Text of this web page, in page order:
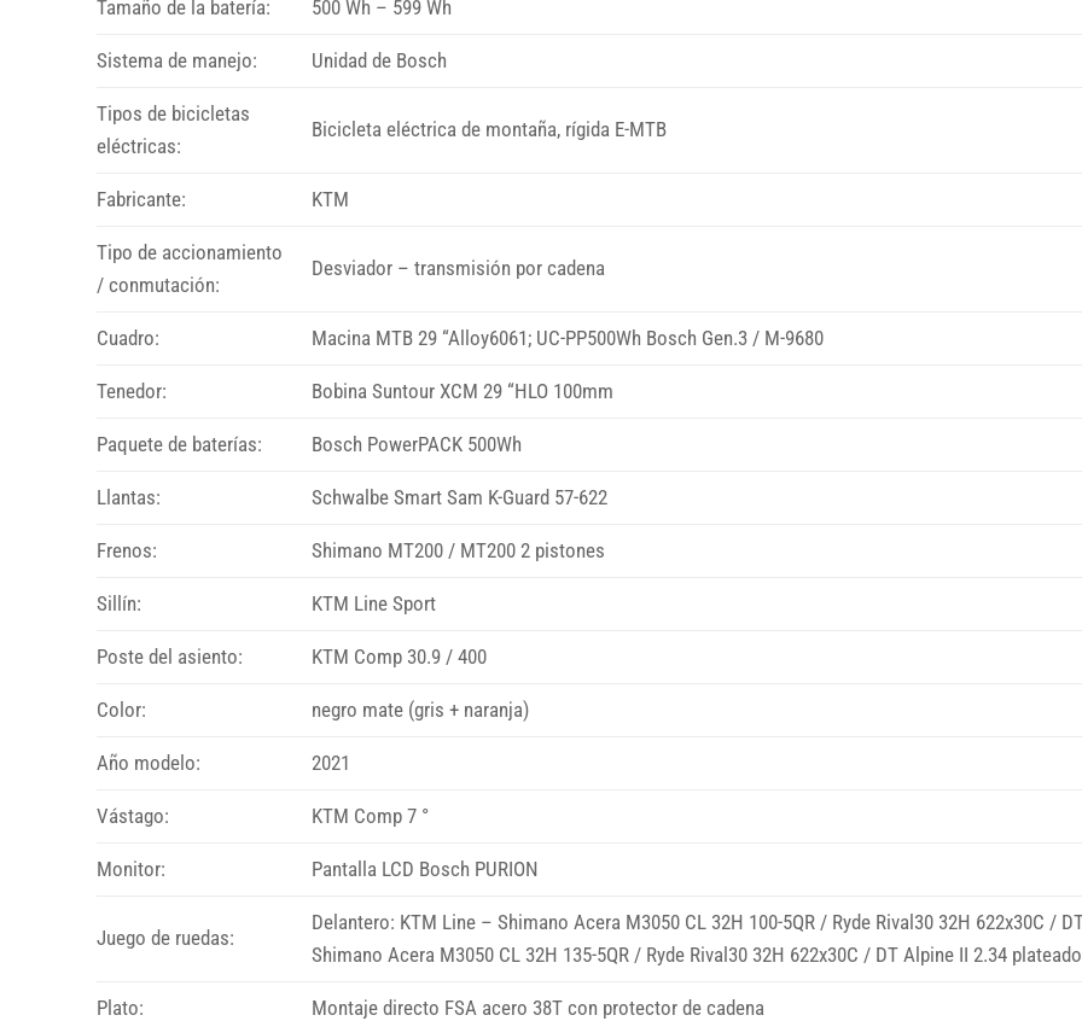
Tamaño de la batería: 500 Wh – 599 Wh
Sistema de manejo: Unidad de Bosch
Tipos de bicicletas
eléctricas:
Bicicleta eléctrica de montaña, rígida E-MTB
Fabricante: KTM
Tipo de accionamiento
/ conmutación:
Desviador – transmisión por cadena
Cuadro: Macina MTB 29 “Alloy6061; UC-PP500Wh Bosch Gen.3 / M-9680
Tenedor: Bobina Suntour XCM 29 “HLO 100mm
Paquete de baterías: Bosch PowerPACK 500Wh
Llantas: Schwalbe Smart Sam K-Guard 57-622
Frenos: Shimano MT200 / MT200 2 pistones
Sillín: KTM Line Sport
Poste del asiento: KTM Comp 30.9 / 400
Color: negro mate (gris + naranja)
Año modelo: 2021
Vástago: KTM Comp 7 °
Monitor: Pantalla LCD Bosch PURION
Juego de ruedas:
Delantero: KTM Line – Shimano Acera M3050 CL 32H 100-5QR / Ryde Rival30 32H 622x30C /
Shimano Acera M3050 CL 32H 135-5QR / Ryde Rival30 32H 622x30C / DT Alpine II 2.34 plateado
Plato: Montaje directo FSA acero 38T con protector de cadena